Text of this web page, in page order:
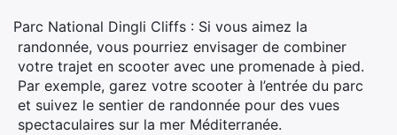
Parc National Dingli Cliffs : Si vous aimez la
randonnée, vous pourriez envisager de combiner
votre trajet en scooter avec une promenade à pied.
Par exemple, garez votre scooter à l’entrée du parc
et suivez le sentier de randonnée pour des vues
spectaculaires sur la mer Méditerranée.